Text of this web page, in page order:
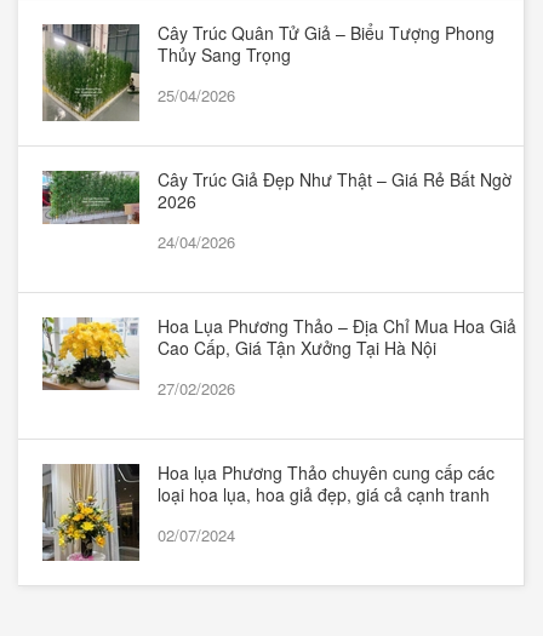
Cây Trúc Quân Tử Giả – Biểu Tượng Phong
Thủy Sang Trọng
25/04/2026
Cây Trúc Giả Đẹp Như Thật – Giá Rẻ Bất Ngờ
2026
24/04/2026
Hoa Lụa Phương Thảo – Địa Chỉ Mua Hoa Giả
Cao Cấp, Giá Tận Xưởng Tại Hà Nội
27/02/2026
Hoa lụa Phương Thảo chuyên cung cấp các
loại hoa lụa, hoa giả đẹp, giá cả cạnh tranh
02/07/2024